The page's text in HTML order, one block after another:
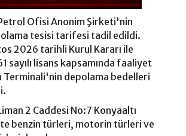
Ofisi Anonim Şirketi'nin
tesisi tarifesi tadil edildi.
2026 tarihli Kurul Kararı ile
sayılı lisans kapsamında faaliyet
depolama bedelleri
2 Caddesi No:7 Konyaaltı
benzin türleri, motorin türleri ve